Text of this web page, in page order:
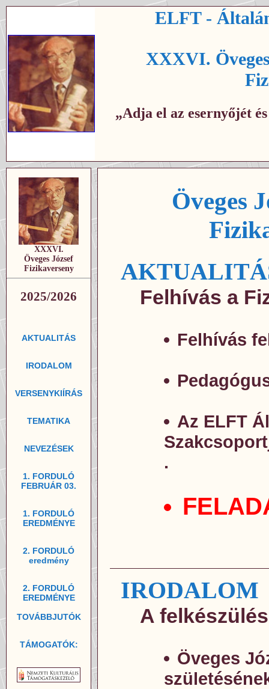
ELFT -
XXXVI.
„Adja el az esernyőjét
XXXVI.
Öveges József
Fizikaverseny
2025/2026
AKTUALITÁS
IRODALOM
VERSENYKIÍRÁS
TEMATIKA
NEVEZÉSEK
1. FORDULÓ
FEBRUÁR 03.
1. FORDULÓ
EREDMÉNYE
2. FORDULÓ
eredmény
2. FORDULÓ
EREDMÉNYE
TOVÁBBJUTÓK
TÁMOGATÓK:
Öveges
Felhívás a
Felhívás
Az ELFT
.
IRODALOM
A
Öveges